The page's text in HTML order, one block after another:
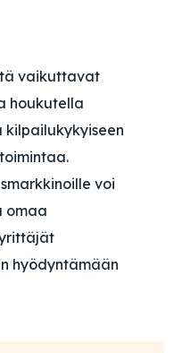
vaikuttavat
houkutella
voi
omaa
hyödyntämään